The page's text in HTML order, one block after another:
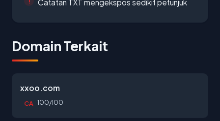
Catatan TXT mengekspos sedikit petunjuk
Domain Terkait
xxoo.com
CA 100/100